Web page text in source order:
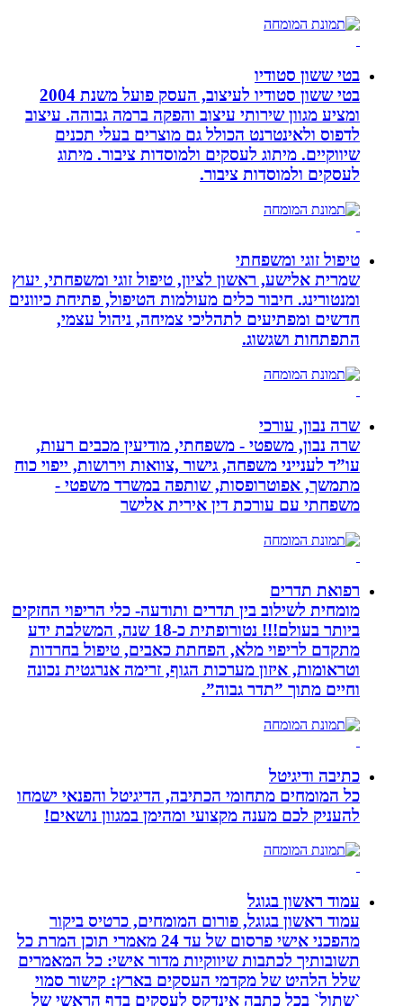
בטי ששון סטודיו
בטי ששון סטודיו לעיצוב, העסק פועל משנת 2004
ומציע מגוון שירותי עיצוב והפקה ברמה גבוהה. עיצוב
לדפוס ולאינטרנט הכולל גם מוצרים בעלי תכנים
שיווקיים. מיתוג לעסקים ולמוסדות ציבור. מיתוג
לעסקים ולמוסדות ציבור.
טיפול זוגי ומשפחתי
שמרית אלישע, ראשון לציון, טיפול זוגי ומשפחתי, יעוץ
ומנטורינג. חיבור כלים מעולמות הטיפול, פתיחת כיוונים
חדשים ומפתיעים לתהליכי צמיחה, ניהול עצמי,
התפתחות ושגשוג.
שרה נבון, עורכי
שרה נבון, משפטי - משפחתי, מודיעין מכבים רעות,
עו”ד לענייני משפחה, גישור ,צוואות וירושות, ייפוי כוח
מתמשך, אפוטרופסות, שותפה במשרד משפטי -
משפחתי עם עורכת דין אירית אלישר
רפואת תדרים
מומחית לשילוב בין תדרים ותודעה- כלי הריפוי החזקים
ביותר בעולם!!! נטורופתית כ-18 שנה, המשלבת ידע
מתקדם לריפוי מלא, הפחתת כאבים, טיפול בחרדות
וטראומות, איזון מערכות הגוף, זרימה אנרגטית נכונה
וחיים מתוך ”תדר גבוה”.
כתיבה ודיגיטל
כל המומחים מתחומי הכתיבה, הדיגיטל והפנאי ישמחו
להעניק לכם מענה מקצועי ומהימן במגוון נושאים!
עמוד ראשון בגוגל
עמוד ראשון בגוגל, פורום המומחים, כרטיס ביקור
מהפכני אישי פרסום של עד 24 מאמרי תוכן המרת כל
תשובותיך לכתבות שיווקיות מדור אישי: כל המאמרים
שלל הלהיט של מקדמי העסקים בארץ: קישור סמוי
`שתול` בכל כתבה אינדקס לעסקים בדף הראשי של